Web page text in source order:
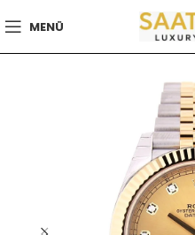
MENÜ